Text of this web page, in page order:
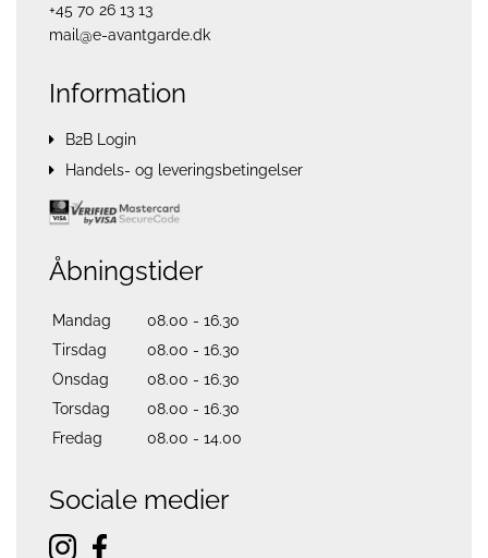
+45 70 26 13 13
mail@e-avantgarde.dk
Information
B2B Login
Handels- og leveringsbetingelser
Åbningstider
Mandag
08.00 - 16.30
Tirsdag
08.00 - 16.30
Onsdag
08.00 - 16.30
Torsdag
08.00 - 16.30
Fredag
08.00 - 14.00
Sociale medier
instagram
facebook